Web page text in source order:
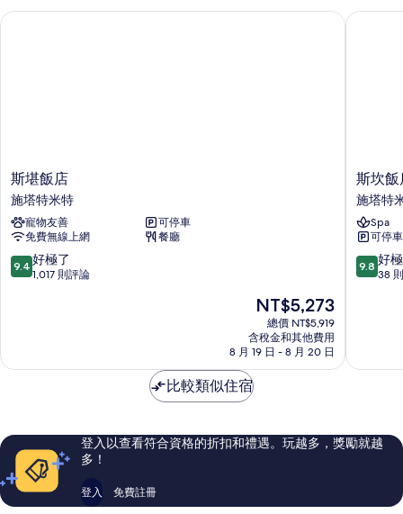
斯
堪
飯
店
施
塔
特
斯堪飯店
施塔特米特
寵物友善
可停車
免費無線上網
餐廳
9.4
分，
極
評
論
9.4 好極了
1,017 則評論
現
價
格
為
NT$5,273
總價 NT$5,919
含稅金和其他費用
8 月 19 日 - 8 月 20 日
斯堪飯店
斯
坎
飯
店
-
新
米
斯坎
施塔特
Spa
可停車
9.8
分，
極
評
論
9.8 好
38
斯坎飯
比較類似住宿
登入以查看符合資格的折扣和禮遇。玩越多，獎勵就越
多！
登入 免費註冊